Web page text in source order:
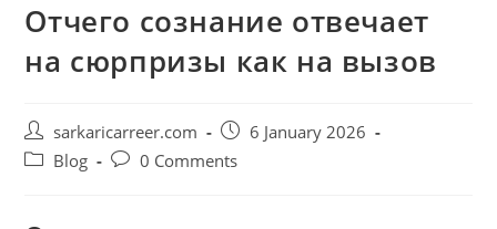
Отчего сознание отвечает
на сюрпризы как на вызов
Post
author:
sarkaricarreer.com
Post
published:
6 January 2026
PostBlog
Post0 Comments